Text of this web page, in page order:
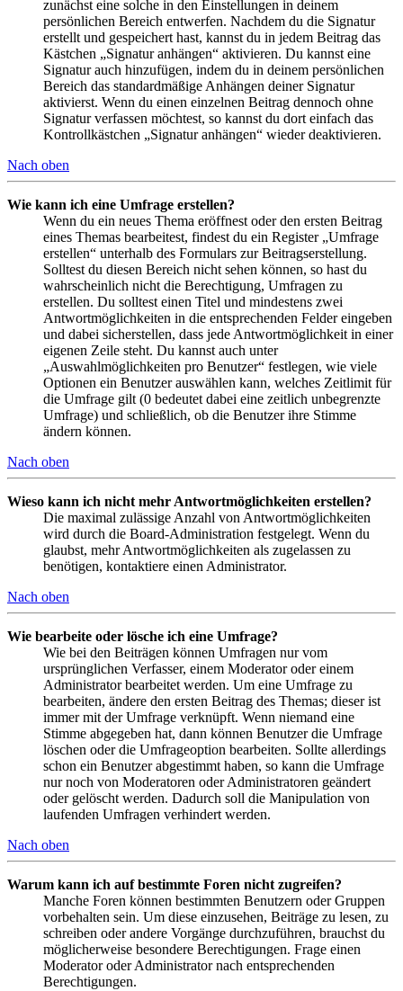
zunächst eine solche in den Einstellungen in deinem
persönlichen Bereich entwerfen. Nachdem du die Signatur
erstellt und gespeichert hast, kannst du in jedem Beitrag das
Kästchen „Signatur anhängen“ aktivieren. Du kannst eine
Signatur auch hinzufügen, indem du in deinem persönlichen
Bereich das standardmäßige Anhängen deiner Signatur
aktivierst. Wenn du einen einzelnen Beitrag dennoch ohne
Signatur verfassen möchtest, so kannst du dort einfach das
Kontrollkästchen „Signatur anhängen“ wieder deaktivieren.
Nach oben
Wie kann ich eine Umfrage erstellen?
Wenn du ein neues Thema eröffnest oder den ersten Beitrag
eines Themas bearbeitest, findest du ein Register „Umfrage
erstellen“ unterhalb des Formulars zur Beitragserstellung.
Solltest du diesen Bereich nicht sehen können, so hast du
wahrscheinlich nicht die Berechtigung, Umfragen zu
erstellen. Du solltest einen Titel und mindestens zwei
Antwortmöglichkeiten in die entsprechenden Felder eingeben
und dabei sicherstellen, dass jede Antwortmöglichkeit in einer
eigenen Zeile steht. Du kannst auch unter
„Auswahlmöglichkeiten pro Benutzer“ festlegen, wie viele
Optionen ein Benutzer auswählen kann, welches Zeitlimit für
die Umfrage gilt (0 bedeutet dabei eine zeitlich unbegrenzte
Umfrage) und schließlich, ob die Benutzer ihre Stimme
ändern können.
Nach oben
Wieso kann ich nicht mehr Antwortmöglichkeiten erstellen?
Die maximal zulässige Anzahl von Antwortmöglichkeiten
wird durch die Board-Administration festgelegt. Wenn du
glaubst, mehr Antwortmöglichkeiten als zugelassen zu
benötigen, kontaktiere einen Administrator.
Nach oben
Wie bearbeite oder lösche ich eine Umfrage?
Wie bei den Beiträgen können Umfragen nur vom
ursprünglichen Verfasser, einem Moderator oder einem
Administrator bearbeitet werden. Um eine Umfrage zu
bearbeiten, ändere den ersten Beitrag des Themas; dieser ist
immer mit der Umfrage verknüpft. Wenn niemand eine
Stimme abgegeben hat, dann können Benutzer die Umfrage
löschen oder die Umfrageoption bearbeiten. Sollte allerdings
schon ein Benutzer abgestimmt haben, so kann die Umfrage
nur noch von Moderatoren oder Administratoren geändert
oder gelöscht werden. Dadurch soll die Manipulation von
laufenden Umfragen verhindert werden.
Nach oben
Warum kann ich auf bestimmte Foren nicht zugreifen?
Manche Foren können bestimmten Benutzern oder Gruppen
vorbehalten sein. Um diese einzusehen, Beiträge zu lesen, zu
schreiben oder andere Vorgänge durchzuführen, brauchst du
möglicherweise besondere Berechtigungen. Frage einen
Moderator oder Administrator nach entsprechenden
Berechtigungen.